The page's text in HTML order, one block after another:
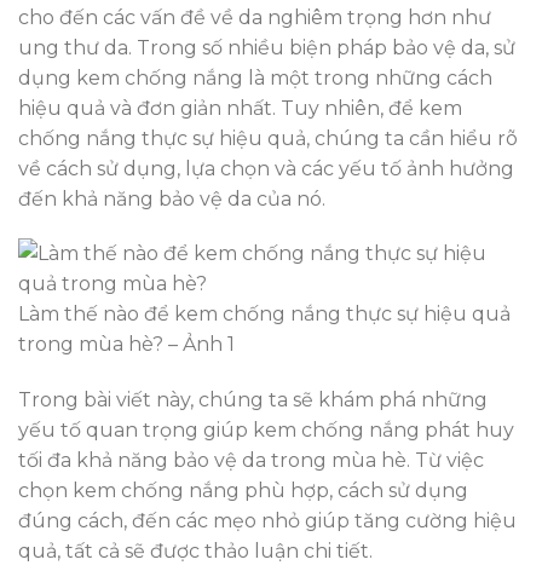
cho đến các vấn đề về da nghiêm trọng hơn như
ung thư da. Trong số nhiều biện pháp bảo vệ da, sử
dụng kem chống nắng là một trong những cách
hiệu quả và đơn giản nhất. Tuy nhiên, để kem
chống nắng thực sự hiệu quả, chúng ta cần hiểu rõ
về cách sử dụng, lựa chọn và các yếu tố ảnh hưởng
đến khả năng bảo vệ da của nó.
Làm thế nào để kem chống nắng thực sự hiệu quả
trong mùa hè? – Ảnh 1
Trong bài viết này, chúng ta sẽ khám phá những
yếu tố quan trọng giúp kem chống nắng phát huy
tối đa khả năng bảo vệ da trong mùa hè. Từ việc
chọn kem chống nắng phù hợp, cách sử dụng
đúng cách, đến các mẹo nhỏ giúp tăng cường hiệu
quả, tất cả sẽ được thảo luận chi tiết.